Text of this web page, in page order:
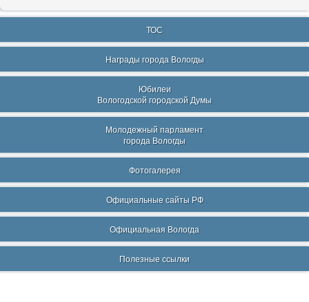
ТОС
Награды города Вологды
Юбилеи
Вологодской городской Думы
Молодежный парламент
города Вологды
Фотогалерея
Официальные сайты РФ
Официальная Вологда
Полезные ссылки